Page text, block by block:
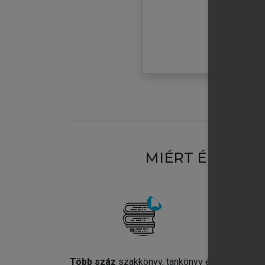
MIÉRT
Több száz szakkönyv, tankönyv és